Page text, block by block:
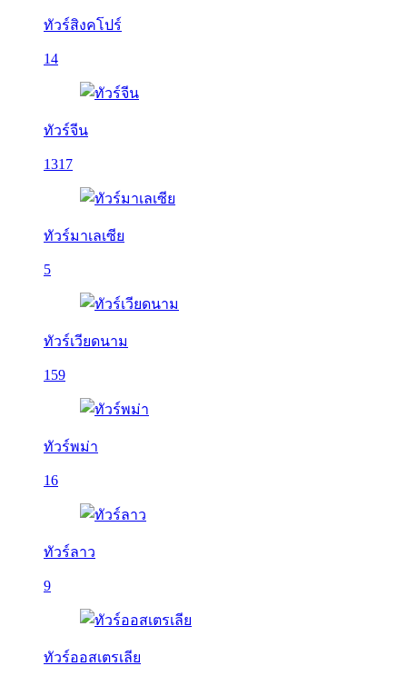
ทัวร์สิงคโปร์
14
ทัวร์จีน
1317
ทัวร์มาเลเซีย
5
ทัวร์เวียดนาม
159
ทัวร์พม่า
16
ทัวร์ลาว
9
ทัวร์ออสเตรเลีย